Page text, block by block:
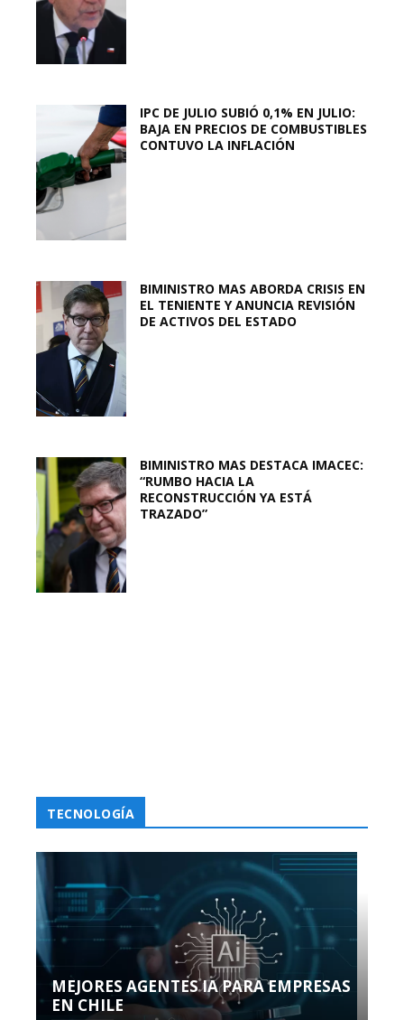
IPC DE JULIO SUBIÓ 0,1% EN JULIO:
BAJA EN PRECIOS DE COMBUSTIBLES
CONTUVO LA INFLACIÓN
BIMINISTRO MAS ABORDA CRISIS EN
EL TENIENTE Y ANUNCIA REVISIÓN
DE ACTIVOS DEL ESTADO
BIMINISTRO MAS DESTACA IMACEC:
“RUMBO HACIA LA
RECONSTRUCCIÓN YA ESTÁ
TRAZADO”
TECNOLOGÍA
MEJORES AGENTES IA PARA EMPRESAS
EN CHILE